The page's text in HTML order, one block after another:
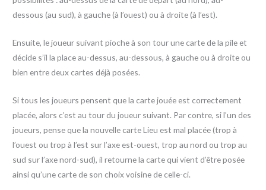
dessous (au sud), à gauche (à l’ouest) ou à droite (à l’est).
Ensuite, le joueur suivant pioche à son tour une carte de la pile et
décide s’il la place au-dessus, au-dessous, à gauche ou à droite ou
bien entre deux cartes déjà posées.
Si tous les joueurs pensent que la carte jouée est correctement
placée, alors c’est au tour du joueur suivant. Par contre, si l’un des
joueurs, pense que la nouvelle carte Lieu est mal placée (trop à
l’ouest ou trop à l’est sur l’axe est-ouest, trop au nord ou trop au
sud sur l’axe nord-sud), il retourne la carte qui vient d’être posée
ainsi qu’une carte de son choix voisine de celle-ci.